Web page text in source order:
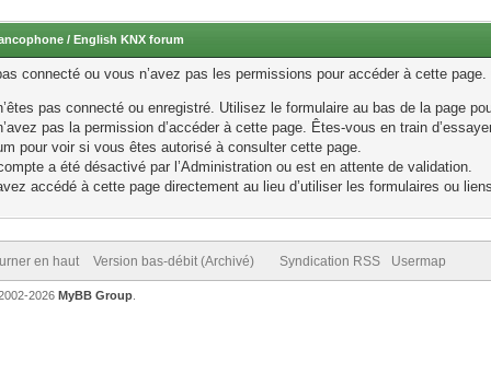
/ English KNX forum
connecté ou vous n’avez pas les permissions pour accéder à cette
pas connecté ou enregistré. Utilisez le formulaire au bas de la page
pas la permission d’accéder à cette page. Êtes-vous en train
pour voir si vous êtes autorisé à consulter cette page.
a été désactivé par l’Administration ou est en attente de validation.
accédé à cette page directement au lieu d’utiliser les formulaires ou
en haut Version bas-débit (Archivé) Syndication RSS Usermap
2026 MyBB Group.